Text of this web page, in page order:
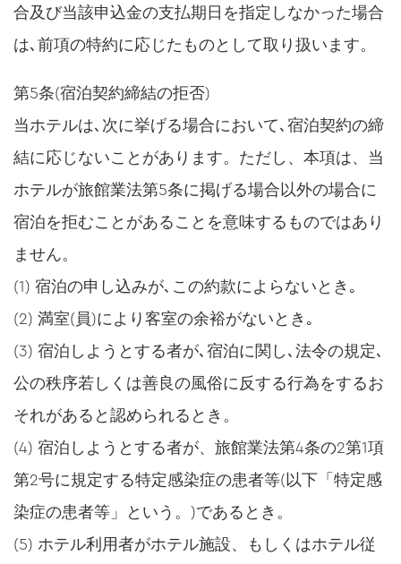
合及び当該申込金の支払期日を指定しなかった場合
は､前項の特約に応じたものとして取り扱います。
第5条(宿泊契約締結の拒否)
当ホテルは､次に挙げる場合において､宿泊契約の締
結に応じないことがあります。ただし、本項は、当
ホテルが旅館業法第5条に掲げる場合以外の場合に
宿泊を拒むことがあることを意味するものではあり
ません。
(1) 宿泊の申し込みが､この約款によらないとき｡
(2) 満室(員)により客室の余裕がないとき｡
(3) 宿泊しようとする者が､宿泊に関し､法令の規定､
公の秩序若しくは善良の風俗に反する行為をするお
それがあると認められるとき。
(4) 宿泊しようとする者が、旅館業法第4条の2第1項
第2号に規定する特定感染症の患者等(以下「特定感
染症の患者等」という。)であるとき。
(5) ホテル利⽤者がホテル施設、もしくはホテル従